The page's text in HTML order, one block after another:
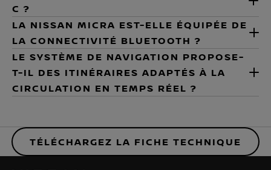
C ?
LA NISSAN MICRA EST-ELLE ÉQUIPÉE DE
LA CONNECTIVITÉ BLUETOOTH ?
LE SYSTÈME DE NAVIGATION PROPOSE-
T-IL DES ITINÉRAIRES ADAPTÉS À LA
CIRCULATION EN TEMPS RÉEL ?
TÉLÉCHARGEZ LA FICHE TECHNIQUE